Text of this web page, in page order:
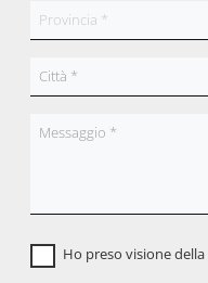
Ho preso visione della